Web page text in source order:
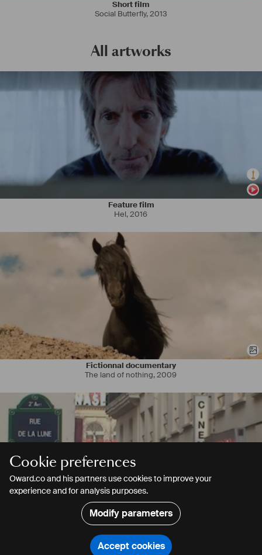
Cookie preferences
Oward.co and his partners use cookies to improve your
experience and for analysis purposes.
Modify parameters
Accept cookies
Short film
Social Butterfly,2013
All artworks
Feature film
Hel,2016
Fictionnal documentary
The land of nothing,2009
Documentary short
The garden of delight,2008